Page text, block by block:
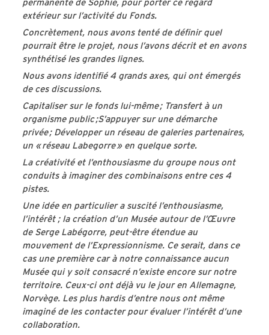
permanente de Sophie, pour porter ce regard
extérieur sur l’activité du Fonds.
Concrètement, nous avons tenté de définir quel
pourrait être le projet, nous l’avons décrit et en avons
synthétisé les grandes lignes.
Nous avons identifié 4 grands axes, qui ont émergés
de ces discussions.
Capitaliser sur le fonds lui-même ; Transfert à un
organisme public ;S’appuyer sur une démarche
privée ; Développer un réseau de galeries partenaires,
un « réseau Labegorre » en quelque sorte.
La créativité et l’enthousiasme du groupe nous ont
conduits à imaginer des combinaisons entre ces 4
pistes.
Une idée en particulier a suscité l’enthousiasme,
l’intérêt ; la création d’un Musée autour de l’Œuvre
de Serge Labégorre, peut-être étendue au
mouvement de l’Expressionnisme. Ce serait, dans ce
cas une première car à notre connaissance aucun
Musée qui y soit consacré n’existe encore sur notre
territoire. Ceux-ci ont déjà vu le jour en Allemagne,
Norvège. Les plus hardis d’entre nous ont même
imaginé de les contacter pour évaluer l’intérêt d’une
collaboration.